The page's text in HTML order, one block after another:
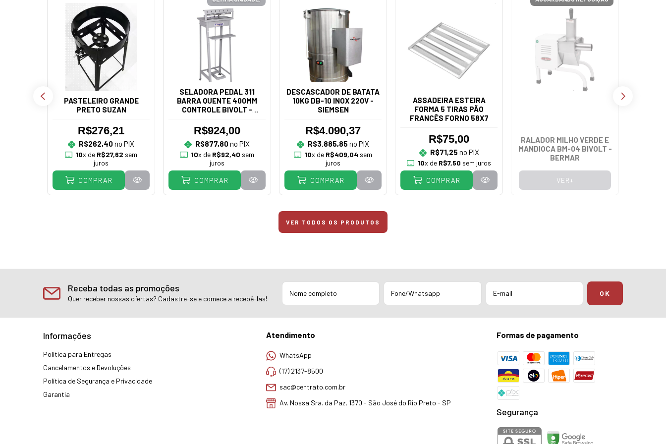
PASTELEIRO GRANDE
PRETO SUZAN
R$276,21
R$262,40no PIX
10x de R$27,62 sem
juros
COMPRAR
SELADORA PEDAL 311
BARRA QUENTE 400MM
CONTROLE BIVOLT -
R$924,00
R$877,80no PIX
10x de R$92,40 sem
juros
COMPRAR
DESCASCADOR DE BATATA
10KG DB-10 INOX 220V -
SIEMSEN
R$4.090,37
R$3.885,85 no PIX
10x de R$409,04 sem
juros
COMPRAR
ASSADEIRA ESTEIRA
FORMA 5 TIRAS PÃO
FRANCÊS FORNO 58X7
R$75,00
R$71,25 no PIX
10x de R$7,50 sem juros
COMPRAR
RALADOR MILHO VERDE E
MANDIOCA BM-04 BIVOLT -
BERMAR
VER+
VER TODOS OS PRODUTOS
Receba todas as promoções
Quer receber nossas ofertas? Cadastre-se e comece a recebê-las!
Informações
Política para Entregas
Cancelamentos e Devoluções
Política de Segurança e Privacidade
Garantia
Atendimento
WhatsApp
(17) 2137-8500
sac@centrato.com.br
Av. Nossa Sra. da Paz, 1370 - São José do Rio Preto - SP
Formas de pagamento
Segurança